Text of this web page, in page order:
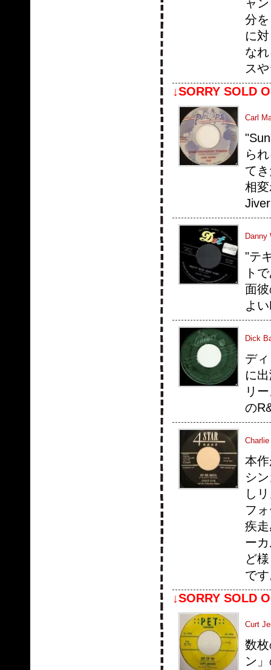
ャ
分
に
な
ス
↓SORRY SOLD
Carl
ら
て
相
Danny
"テ
ト
面
よ
Dick
デ
に
リ
の
本
シ
し
フ
疾
ー
ど
で
↓SORRY SOLD
Curt
数
ン